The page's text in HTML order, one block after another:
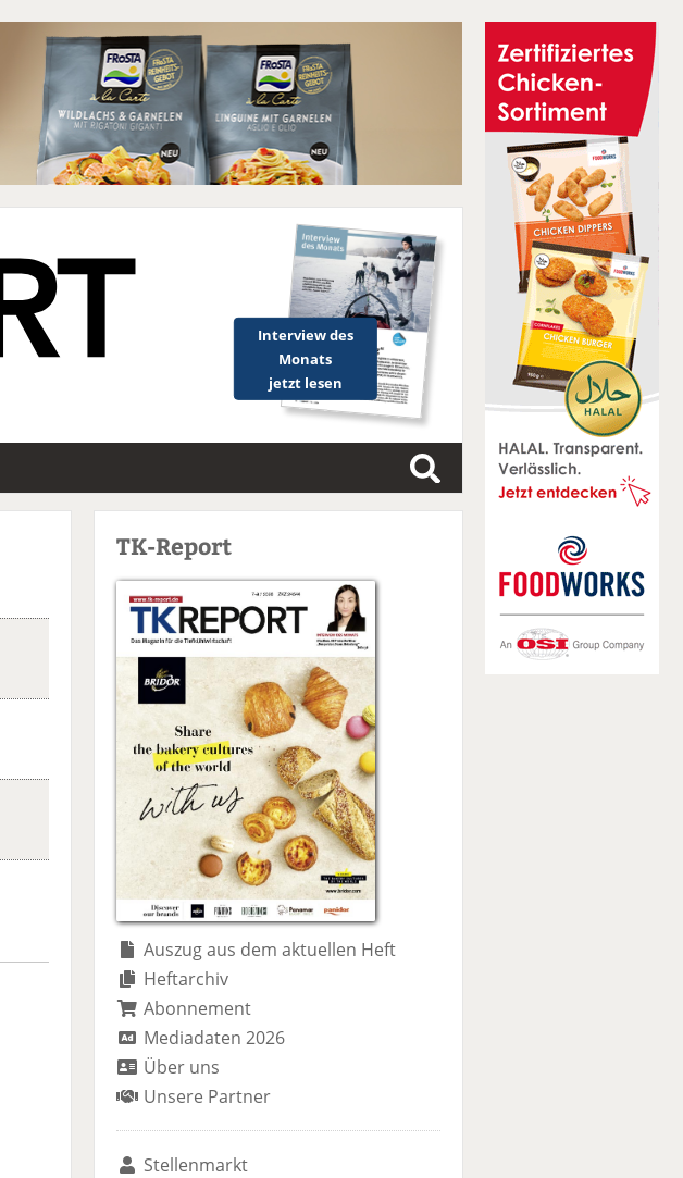
Interview des
Monats
jetzt lesen
S
u
TK-Report
Auszug aus dem aktuellen Heft
Heftarchiv
Abonnement
Mediadaten 2026
Über uns
Unsere Partner
Stellenmarkt